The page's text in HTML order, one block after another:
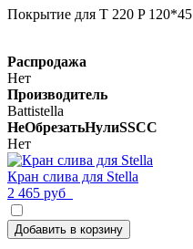
Покрытие для T 220 P 120*45
Распродажа
Нет
Производитель
Battistella
НеОбрезатьНулиSSCC
Нет
Кран слива для Stella
2 465 руб
Добавить в корзину